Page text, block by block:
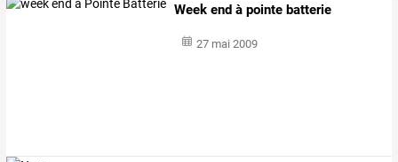
Week end à pointe batterie
27 mai 2009